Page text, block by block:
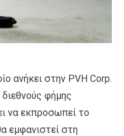
ανήκει στην PVH Corp.
διεθνούς φήμης
να εκπροσωπεί το
εμφανιστεί στη